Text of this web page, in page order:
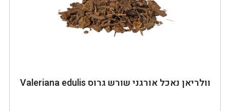
וולריאן נאכל אורגני שורש גרוס Valeriana edulis